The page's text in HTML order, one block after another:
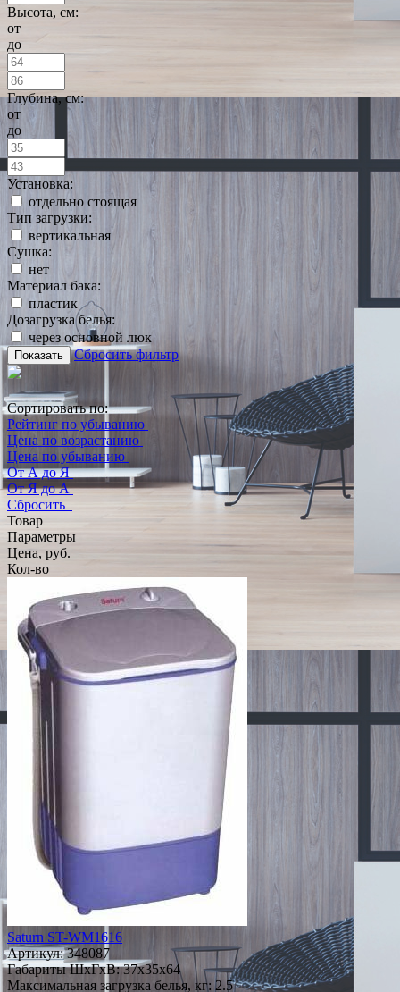
Высота, см:
от
до
Глубина, см:
от
до
Установка:
отдельно стоящая
Тип загрузки:
вертикальная
Сушка:
нет
Материал бака:
пластик
Дозагрузка белья:
через основной люк
Показать Сбросить фильтр
Сортировать по:
Рейтинг по убыванию
Цена по возрастанию
Цена по убыванию
От А до Я
От Я до А
Сбросить
Товар
Параметры
Цена, руб.
Кол-во
Saturn ST-WM1616
Артикул:348087
Габариты ШxГxВ: 37x35x64
Максимальная загрузка белья, кг: 2.5